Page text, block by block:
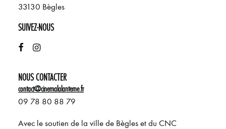
33130 Bègles
SUIVEZ-NOUS
NOUS CONTACTER
contact@cinemalalanterne.fr
09 78 80 88 79
Avec le soutien de la ville de Bègles et du CNC